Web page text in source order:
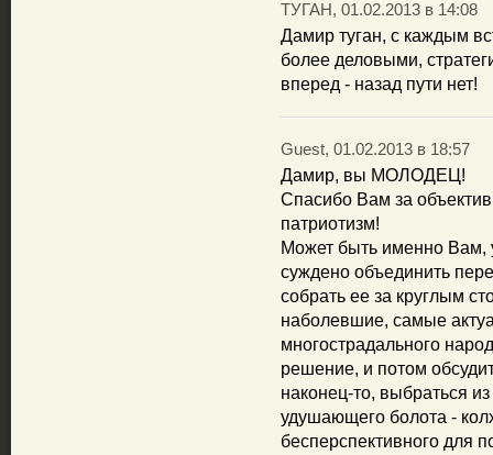
ТУГАН, 01.02.2013 в 14:08
Дамир туган, с каждым
более деловыми,
вперед - назад пути нет!
Guest, 01.02.2013 в 18:57
Дамир, вы МОЛОДЕЦ!
Спасибо Вам за
патриотизм!
Может быть именно
суждено объединить
собрать ее за круглым
наболевшие, самые
многострадального
решение, и потом
наконец-то, выбраться из
удушающего болота -
бесперспективного для